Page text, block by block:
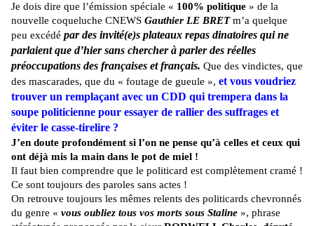
Je dois dire que l’émission spéciale « 100% politique » de la
nouvelle coqueluche CNEWS Gauthier LE BRETm’a quelque
peu excédé par des invité(e)s plateaux repas dinatoires qui ne
parlaient que d’hier sans chercher à parler des réelles
préoccupations des françaises et français. Que des vindictes, que
des mascarades, que du « foutage de gueule », et vous voudriez
trouver un remplaçant avec un CDD qui trempera dans la
soupe politicienne pour essayer de rallier des suffrages et
éviter le casse-tirelire ?
J’en doute profondément si l’on ne pense qu’à celles et ceux qui
ont déjà mis la main dans le pot de miel !
Il faut bien comprendre que le politicard est complètement cramé !
Ce sont toujours des paroles sans actes !
On retrouve toujours les mêmes relents des politicards chevronnés
du genre « vous oubliez tous vos morts sous Staline », phrase